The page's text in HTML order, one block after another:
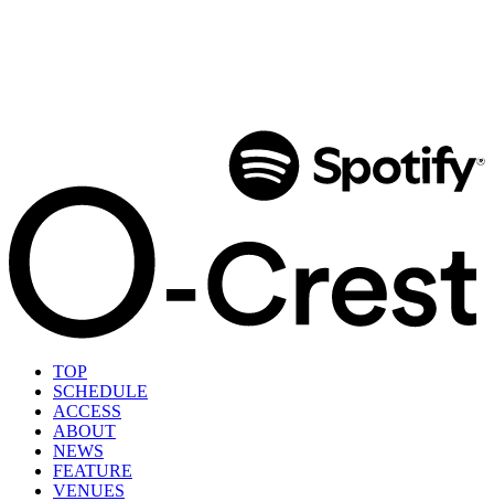
TOP
SCHEDULE
ACCESS
ABOUT
NEWS
FEATURE
VENUES